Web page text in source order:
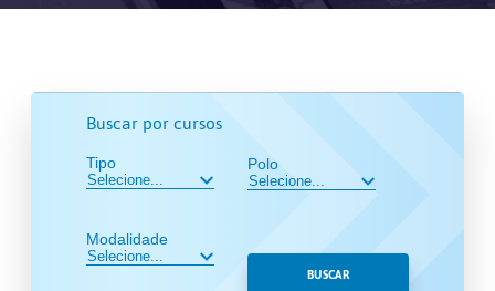
Buscar por cursos
Tipo
Modalidade
Polo
BUSCAR